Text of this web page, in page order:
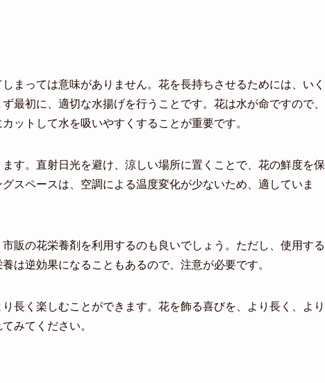
まっては意味がありません。花を長持ちさせるためには、いく
最初に、適切な水揚げを行うことです。花は水が命ですので、
ットして水を吸いやすくすることが重要です。
す。直射日光を避け、涼しい場所に置くことで、花の鮮度を保
スペースは、空調による温度変化が少ないため、適していま
販の花栄養剤を利用するのも良いでしょう。ただし、使用する
は逆効果になることもあるので、注意が必要です。
長く楽しむことができます。花を飾る喜びを、より長く、より
みてください。